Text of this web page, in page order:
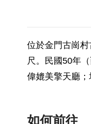
位於金門古崗
尺。民國50年
偉媲美擎天廳
如何前往